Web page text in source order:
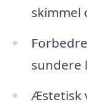
skimmel
sundere
Æstetisk